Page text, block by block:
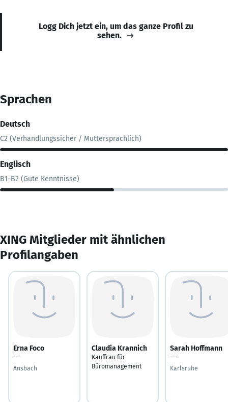
Logg Dich jetzt ein, um das ganze Profil zu
sehen.
Sprachen
Deutsch
C2 (Verhandlungssicher / Muttersprachlich)
Englisch
B1-B2 (Gute Kenntnisse)
XING Mitglieder mit ähnlichen
Profilangaben
Erna Foco
---
Ansbach
Claudia Krannich
Kauffrau für
Büromanagement
Sarah Hoffmann
---
Karlsruhe